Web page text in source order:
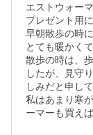
エストウォー
プレゼント用
早朝散歩の時
とても暖かく
散歩の時は、
したが、見守
しみだと申し
私はあまり寒
ーマーも買え